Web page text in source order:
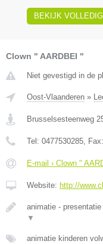
BEKIJK
Clown " AARDBEI "
Niet gevestigd in de
Oost-Vlaanderen »
Brusselsesteenweg
Tel: 0477530285, Fax:
E-mail › Clown "
Website: http://
animatie -
▼
animatie kinderen